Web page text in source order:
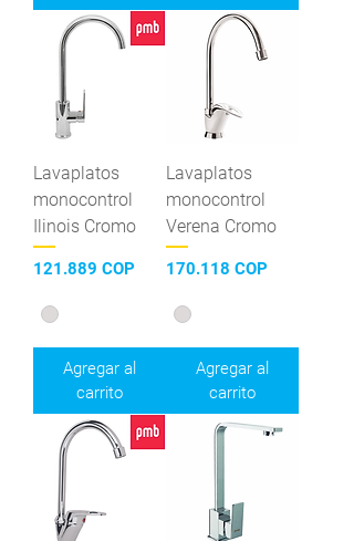
Lavaplatos
monocontrol
Ilinois Cromo
Precio
121.889 COP
Agregar al
carrito
Lavaplatos
monocontrol
Verena Cromo
Precio
170.118 COP
Agregar al
carrito